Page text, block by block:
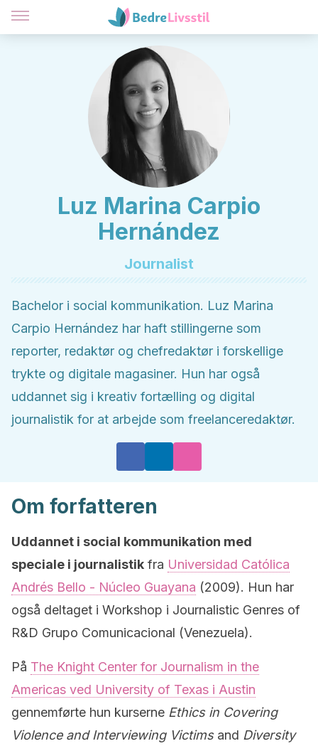
Luz Marina Carpio
Hernández
Journalist
Bachelor i social kommunikation. Luz Marina
Carpio Hernández har haft stillingerne som
reporter, redaktør og chefredaktør i forskellige
trykte og digitale magasiner. Hun har også
uddannet sig i kreativ fortælling og digital
journalistik for at arbejde som freelanceredaktør.
Om forfatteren
Uddannet i social kommunikation med
speciale i journalistik fra Universidad Católica
Andrés Bello - Núcleo Guayana (2009). Hun har
også deltaget i Workshop i Journalistic Genres of
R&D Grupo Comunicacional (Venezuela).
På The Knight Center for Journalism in the
Americas ved University of Texas i Austin
gennemførte hun kurserne Ethics in Covering
Violence and Interviewing Victimsand Diversity